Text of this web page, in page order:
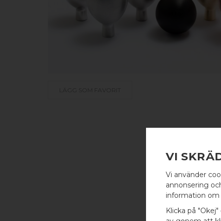
VI
Vi använder
annonsering
information om
Klicka på